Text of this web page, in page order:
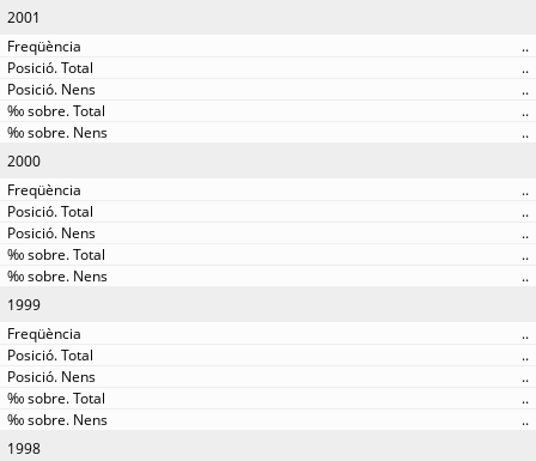
2001
..
..
..
..
..
2000
..
..
..
..
..
1999
..
..
..
..
..
1998